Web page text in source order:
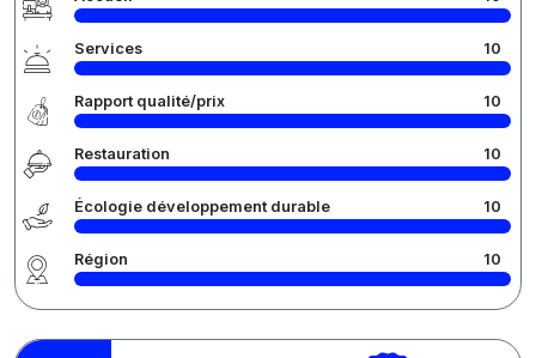
Services 10
Rapport qualité/prix 10
Restauration 10
Écologie développement durable 10
Région 10